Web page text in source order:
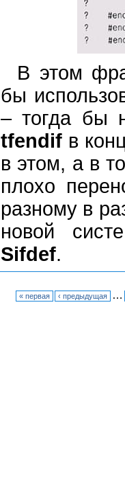
В этом
бы
– тогда бы
tfendif в
в этом, а в
плохо
разному в
новой
Sifdef.
« первая ‹ предыдущая …